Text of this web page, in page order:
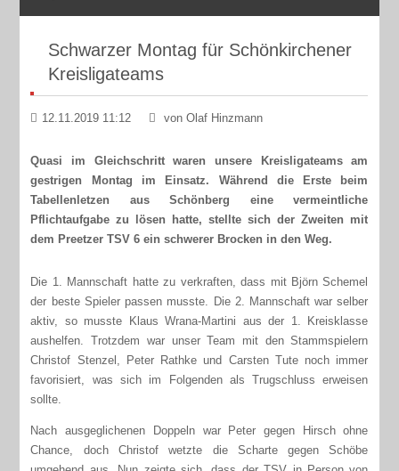
Schwarzer Montag für Schönkirchener
Kreisligateams
12.11.2019 11:12 von Olaf Hinzmann
Quasi im Gleichschritt waren unsere Kreisligateams am
gestrigen Montag im Einsatz. Während die Erste beim
Tabellenletzen aus Schönberg eine vermeintliche
Pflichtaufgabe zu lösen hatte, stellte sich der Zweiten mit
dem Preetzer TSV 6 ein schwerer Brocken in den Weg.
Die 1. Mannschaft hatte zu verkraften, dass mit Björn Schemel
der beste Spieler passen musste. Die 2. Mannschaft war selber
aktiv, so musste Klaus Wrana-Martini aus der 1. Kreisklasse
aushelfen. Trotzdem war unser Team mit den Stammspielern
Christof Stenzel, Peter Rathke und Carsten Tute noch immer
favorisiert, was sich im Folgenden als Trugschluss erweisen
sollte.
Nach ausgeglichenen Doppeln war Peter gegen Hirsch ohne
Chance, doch Christof wetzte die Scharte gegen Schöbe